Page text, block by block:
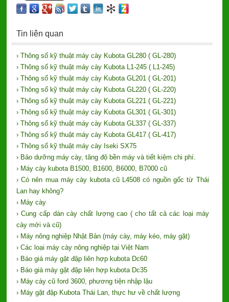
Tin liên quan
› Thông số kỹ thuật máy cày Kubota GL280 ( GL-280)
› Thông số kỹ thuật máy cày Kubota L1-245 ( L1-245)
› Thông số kỹ thuật máy cày Kubota GL201 ( GL-201)
› Thông số kỹ thuật máy cày Kubota GL220 ( GL-220)
› Thông số kỹ thuật máy cày Kubota GL221 ( GL-221)
› Thông số kỹ thuật máy cày Kubota GL301 ( GL-301)
› Thông số kỹ thuật máy cày Kubota GL337 ( GL-337)
› Thông số kỹ thuật máy cày Kubota GL417 ( GL-417)
› Thông số kỹ thuật máy cày Iseki SX75
› Bảo dưỡng máy cày, tăng độ bền máy và tiết kiệm chi phí.
› Máy cày kubota B1500, B1600, B6000, B7000 cũ
› Có nên mua máy cày kubota cũ L4508 có nguồn gốc từ Thái
Lan hay không?
› Máy cày
› Cung cấp dàn cày chất lượng cao ( cho tất cả các loại máy
cày mới và cũ)
› Máy nông nghiệp Nhật Bản (máy cày, máy kéo, máy gặt)
› Các loại máy cày nông nghiệp tại Việt Nam
› Báo giá máy gặt đập liên hợp kubota Dc60
› Báo giá máy gặt đập liên hợp kubota Dc35
› Máy cày cũ ford 3600, phương tiện nhập lậu
› Máy gặt đập Kubota Thái Lan, thực hư về chất lượng